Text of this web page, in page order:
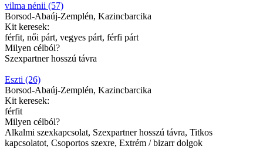
vilma nénii (57)
Borsod-Abaúj-Zemplén, Kazincbarcika
Kit keresek:
férfit, női párt, vegyes párt, férfi párt
Milyen célból?
Szexpartner hosszú távra
Eszti (26)
Borsod-Abaúj-Zemplén, Kazincbarcika
Kit keresek:
férfit
Milyen célból?
Alkalmi szexkapcsolat, Szexpartner hosszú távra, Titkos
kapcsolatot, Csoportos szexre, Extrém / bizarr dolgok